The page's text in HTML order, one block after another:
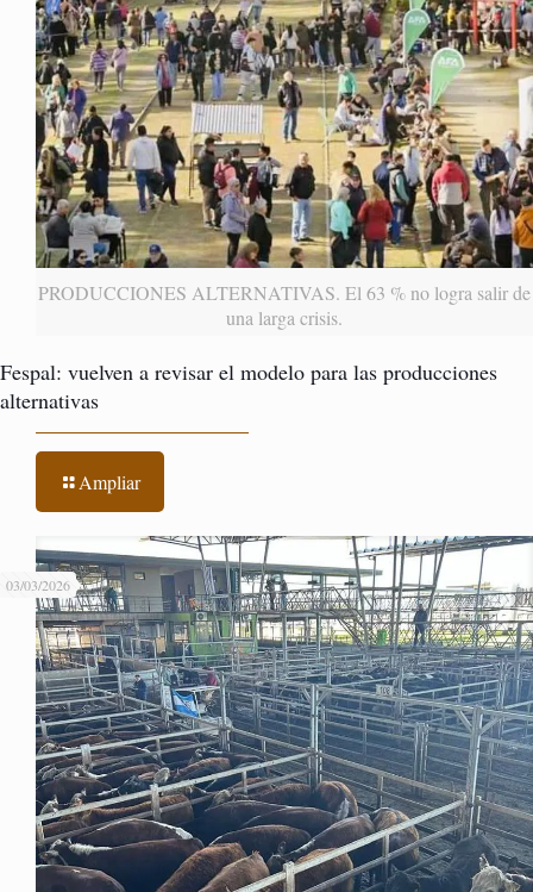
PRODUCCIONES ALTERNATIVAS. El 63 % no logra salir de
una larga crisis.
Fespal: vuelven a revisar el modelo para las producciones
alternativas
Ampliar
03/03/2026